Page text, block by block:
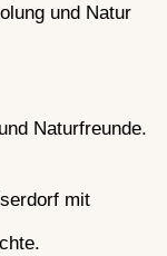
und Natur
Naturfreunde.
mit